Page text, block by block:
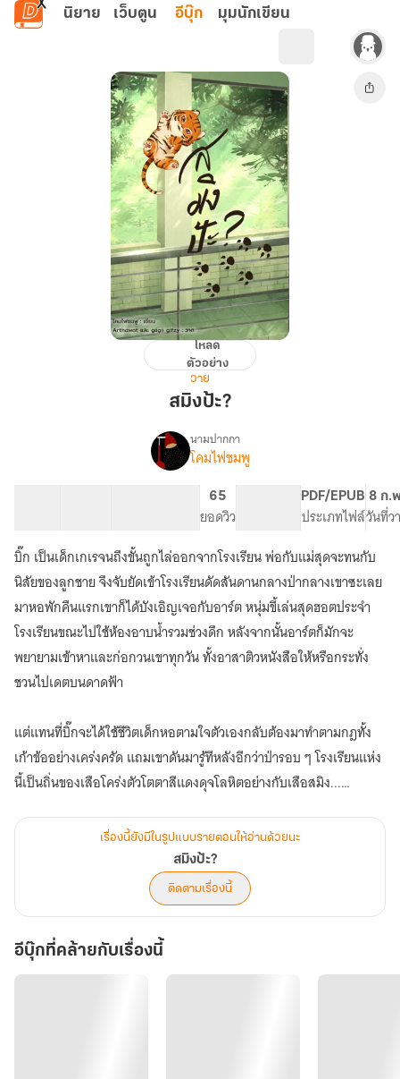
ข้ามไปยังเนื้อหาหลัก
นิยาย เว็บตูน อีบุ๊ก มุมนักเขียน
โหลด
ตัวอย่าง
วาย
สมิงป้ะ?
เรื่อง
ป้ะ?
นามปากกา
โคมไฟชมพู
65
ยอดวิว
PDF/EPUB
ประเภทไฟล์
8 ก.
วันที่ว
บิ๊ก เป็นเด็กเกเรจนถึงขั้นถูกไล่ออกจากโรงเรียน พ่อกับแม่สุดจะทนกับ
นิสัยของลูกชาย จึงจับยัดเข้าโรงเรียนดัดสันดานกลางป่ากลางเขาซะเลย
มาหอพักคืนแรกเขาก็ได้บังเอิญเจอกับอาร์ต หนุ่มขี้เล่นสุดฮอตประจำ
โรงเรียนขณะไปใช้ห้องอาบน้ำรวมช่วงดึก หลังจากนั้นอาร์ตก็มักจะ
พยายามเข้าหาและก่อกวนเขาทุกวัน ทั้งอาสาติวหนังสือให้หรือกระทั่ง
ชวนไปเดตบนดาดฟ้า
แต่แทนที่บิ๊กจะได้ใช้ชีวิตเด็กหอตามใจตัวเองกลับต้องมาทำตามกฎทั้ง
เก้าข้ออย่างเคร่งครัด แถมเขาดันมารู้ทีหลังอีกว่าป่ารอบ ๆ โรงเรียนแห่ง
นี้เป็นถิ่นของเสือโคร่งตัวโตตาสีแดงดุจโลหิตอย่างกับเสือสมิง...
"ถ้าวันนี้ปากมึงไม่แตกก็อย่ามาเรียกกูว่าบิ๊ก!"
"งั้นกูควรเรียกมึงว่าอะไรดีล่ะ" *ยึดตัวอีกฝ่ายแน่น*
"ปล่อยกูนะโว้ย ไอ้แรงควาย!"
"งั้นให้เรียกว่าที่รักหรือดาร์ลิ่งดี"
เรื่องนี้ยังมีในรูปแบบรายตอนให้อ่านด้วยนะ
สมิงป้ะ?
ติดตามเรื่องนี้
อีบุ๊กที่คล้ายกับเรื่องนี้